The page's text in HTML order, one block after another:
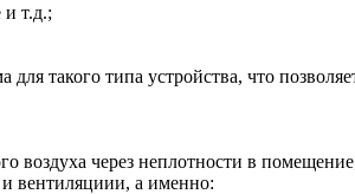
т.д.;
такого типа устройства, что
воздуха через неплотности в
вентиляциии, а именно: